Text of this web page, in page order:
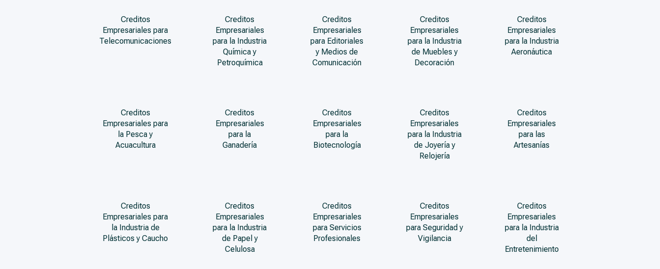
Creditos
Empresariales para
Telecomunicaciones
Creditos
Empresariales
para la Industria
Química y
Petroquímica
Creditos
Empresariales
para Editoriales
y Medios de
Comunicación
Creditos
Empresariales
para la Industria
de Muebles y
Decoración
Creditos
Empresariales
para la Industria
Aeronáutica
Creditos
Empresariales para
la Pesca y
Acuacultura
Creditos
Empresariales
para la
Ganadería
Creditos
Empresariales
para la
Biotecnología
Creditos
Empresariales
para la Industria
de Joyería y
Relojería
Creditos
Empresariales
para las
Artesanías
Creditos
Empresariales para
la Industria de
Plásticos y Caucho
Creditos
Empresariales
para la Industria
de Papel y
Celulosa
Creditos
Empresariales
para Servicios
Profesionales
Creditos
Empresariales
para Seguridad y
Vigilancia
Creditos
Empresariales
para la Industria
del
Entretenimiento